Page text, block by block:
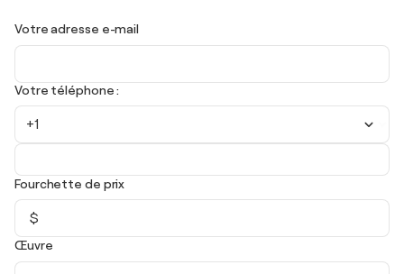
Votre adresse e-mail
Votre téléphone :
+1
Fourchette de prix
$
Œuvre